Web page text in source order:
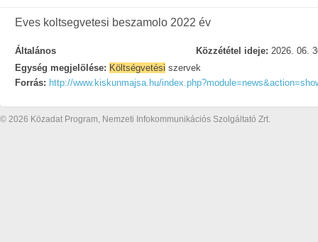
Eves koltsegvetesi beszamolo 2022 év
Általános Közzététel ideje: 2026. 06.
Egység megjelölése: Költségvetési szervek
Forrás: http://www.kiskunmajsa.hu/
© 2026 Közadat Program, Nemzeti Infokommunikációs Szolgáltató Zrt.